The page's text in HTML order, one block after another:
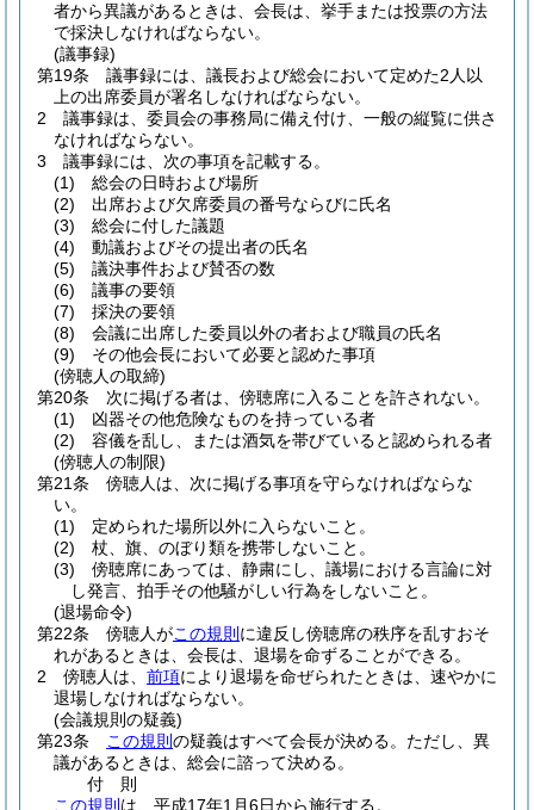
者から異議があるときは、会長は、挙手または投票の方法
で採決しなければならない。
(議事録)
第19条
議事録には、議長および総会において定めた2人以
上の出席委員が署名しなければならない。
2
議事録は、委員会の事務局に備え付け、一般の縦覧に供さ
なければならない。
3
議事録には、次の事項を記載する。
(1)
総会の日時および場所
(2)
出席および欠席委員の番号ならびに氏名
(3)
総会に付した議題
(4)
動議およびその提出者の氏名
(5)
議決事件および賛否の数
(6)
議事の要領
(7)
採決の要領
(8)
会議に出席した委員以外の者および職員の氏名
(9)
その他会長において必要と認めた事項
(傍聴人の取締)
第20条
次に掲げる者は、傍聴席に入ることを許されない。
(1)
凶器その他危険なものを持っている者
(2)
容儀を乱し、または酒気を帯びていると認められる者
(傍聴人の制限)
第21条
傍聴人は、次に掲げる事項を守らなければならな
い。
(1)
定められた場所以外に入らないこと。
(2)
杖、旗、のぼり類を携帯しないこと。
(3)
傍聴席にあっては、静粛にし、議場における言論に対
し発言、拍手その他騒がしい行為をしないこと。
(退場命令)
第22条
傍聴人がこの規則 に違反し傍聴席の秩序を乱すおそ
れがあるときは、会長は、退場を命ずることができる。
2
傍聴人は、 前項により退場を命ぜられたときは、速やかに
退場しなければならない。
(会議規則の疑義)
第23条
この規則 の疑義はすべて会長が決める。 ただし、異
議があるときは、総会に諮って決める。
付 則
この規則 は、平成17年1月6日から施行する。